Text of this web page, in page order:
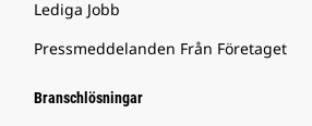
Lediga Jobb
Pressmeddelanden Från Företaget
Branschlösningar